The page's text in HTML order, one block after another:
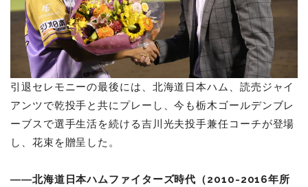
引退セレモニーの最後には、北海道日本ハム、読売ジャイ
アンツで乾投手と共にプレーし、今も栃木ゴールデンブレ
ーブスで選手生活を続ける吉川光夫投手兼任コーチが登場
し、花束を贈呈した。
――北海道日本ハムファイターズ時代（2010-2016年所